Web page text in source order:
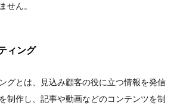
せん。
ィング
グとは、見込み顧客の役に立つ情報を発信
制作し、記事や動画などのコンテンツを制